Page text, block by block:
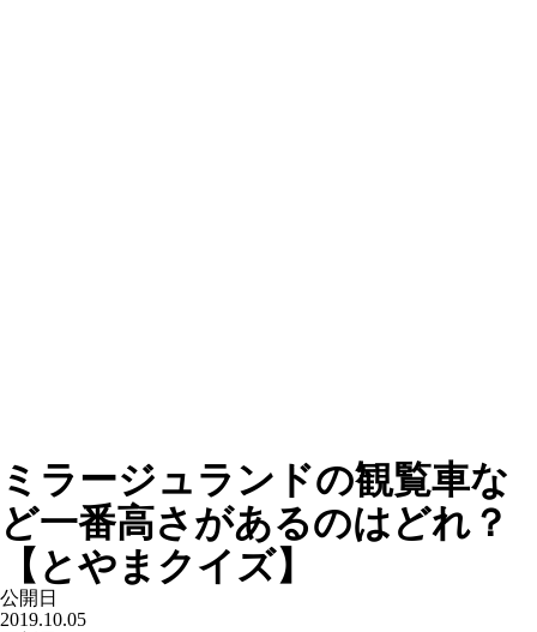
ミラージュランドの観覧車な
ど一番高さがあるのはどれ？
【とやまクイズ】
公開日
2019.10.05